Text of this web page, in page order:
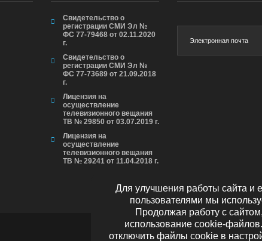
Свидетельство о
регистрации СМИ Эл №
ФС 77-79468 от 02.11.2020
г.
Свидетельство о
регистрации СМИ Эл №
ФС 77-73689 от 21.09.2018
г.
Лицензия на
осуществление
телевизионного вещания
ТВ № 29850 от 03.07.2019 г.
Лицензия на
осуществление
телевизионного вещания
ТВ № 29241 от 11.04.2018 г.
Для улучшения работы сайта и
пользователями мы
Продолжая работу с
использование cookie-
отключить файлы cookie в